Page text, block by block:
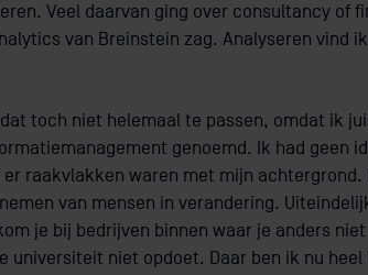
Veel daarvan ging over consultancy of
van Breinstein zag. Analyseren vind
toch niet helemaal te passen, omdat ik
genoemd. Ik had geen
raakvlakken waren met mijn achtergrond.
van mensen in verandering.
je bij bedrijven binnen waar je anders
universiteit niet opdoet. Daar ben ik nu heel